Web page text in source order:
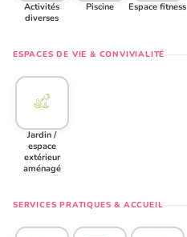
Activités
diverses
Piscine Espace fitness
ESPACES DE VIE & CONVIVIALITÉ
Jardin /
espace
extérieur
aménagé
SERVICES PRATIQUES & ACCUEIL